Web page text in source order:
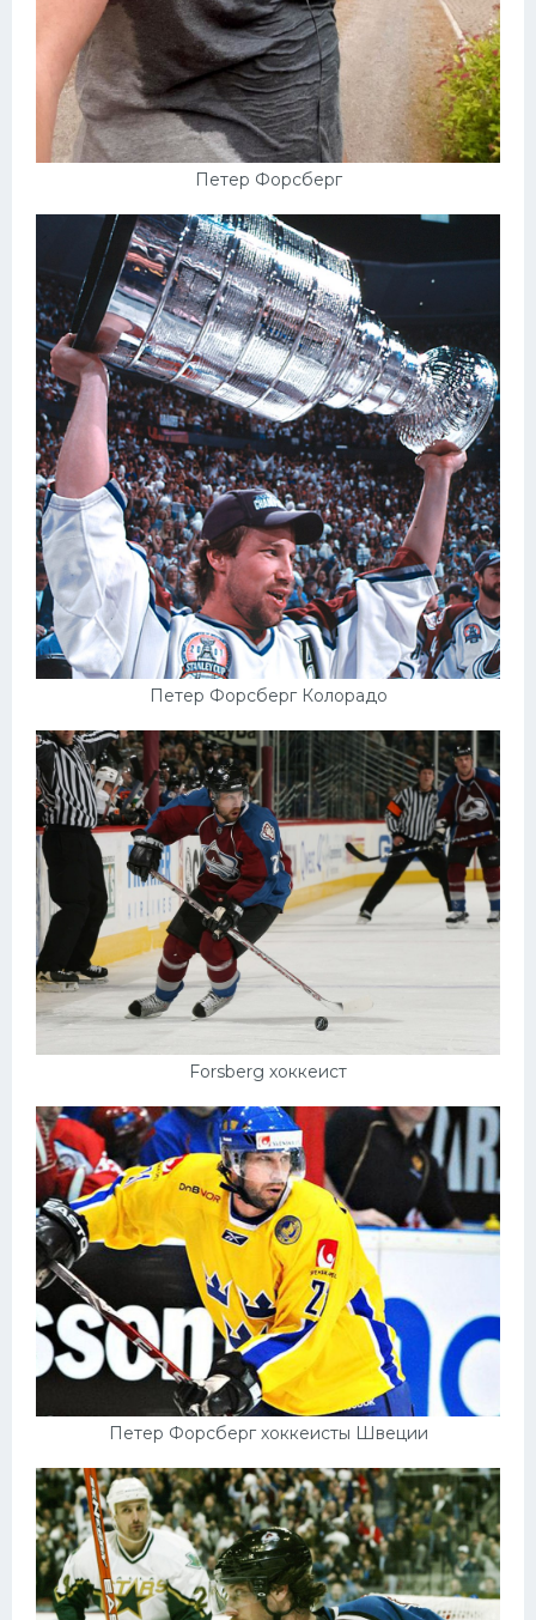
Петер Форсберг
Петер Форсберг Колорадо
Forsberg хоккеист
Петер Форсберг хоккеисты Швеции